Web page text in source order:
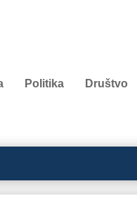
Politika Društvo